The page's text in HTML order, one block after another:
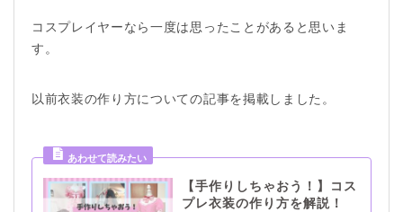
コスプレイヤーなら一度は思ったことがあると思いま
す。
以前衣装の作り方についての記事を掲載しました。
【手作りしちゃおう！】コス
プレ衣装の作り方を解説！